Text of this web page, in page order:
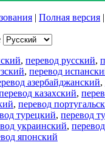
| Полная версия |
, перевод русский,
, перевод
азербайджанский,
казахский,
, перевод
турецкий, перевод
украинский,
японский